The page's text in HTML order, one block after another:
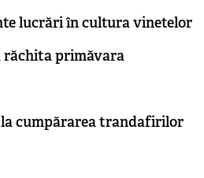
lucrări în cultura vinetelor
răchita primăvara
cumpărarea trandafirilor